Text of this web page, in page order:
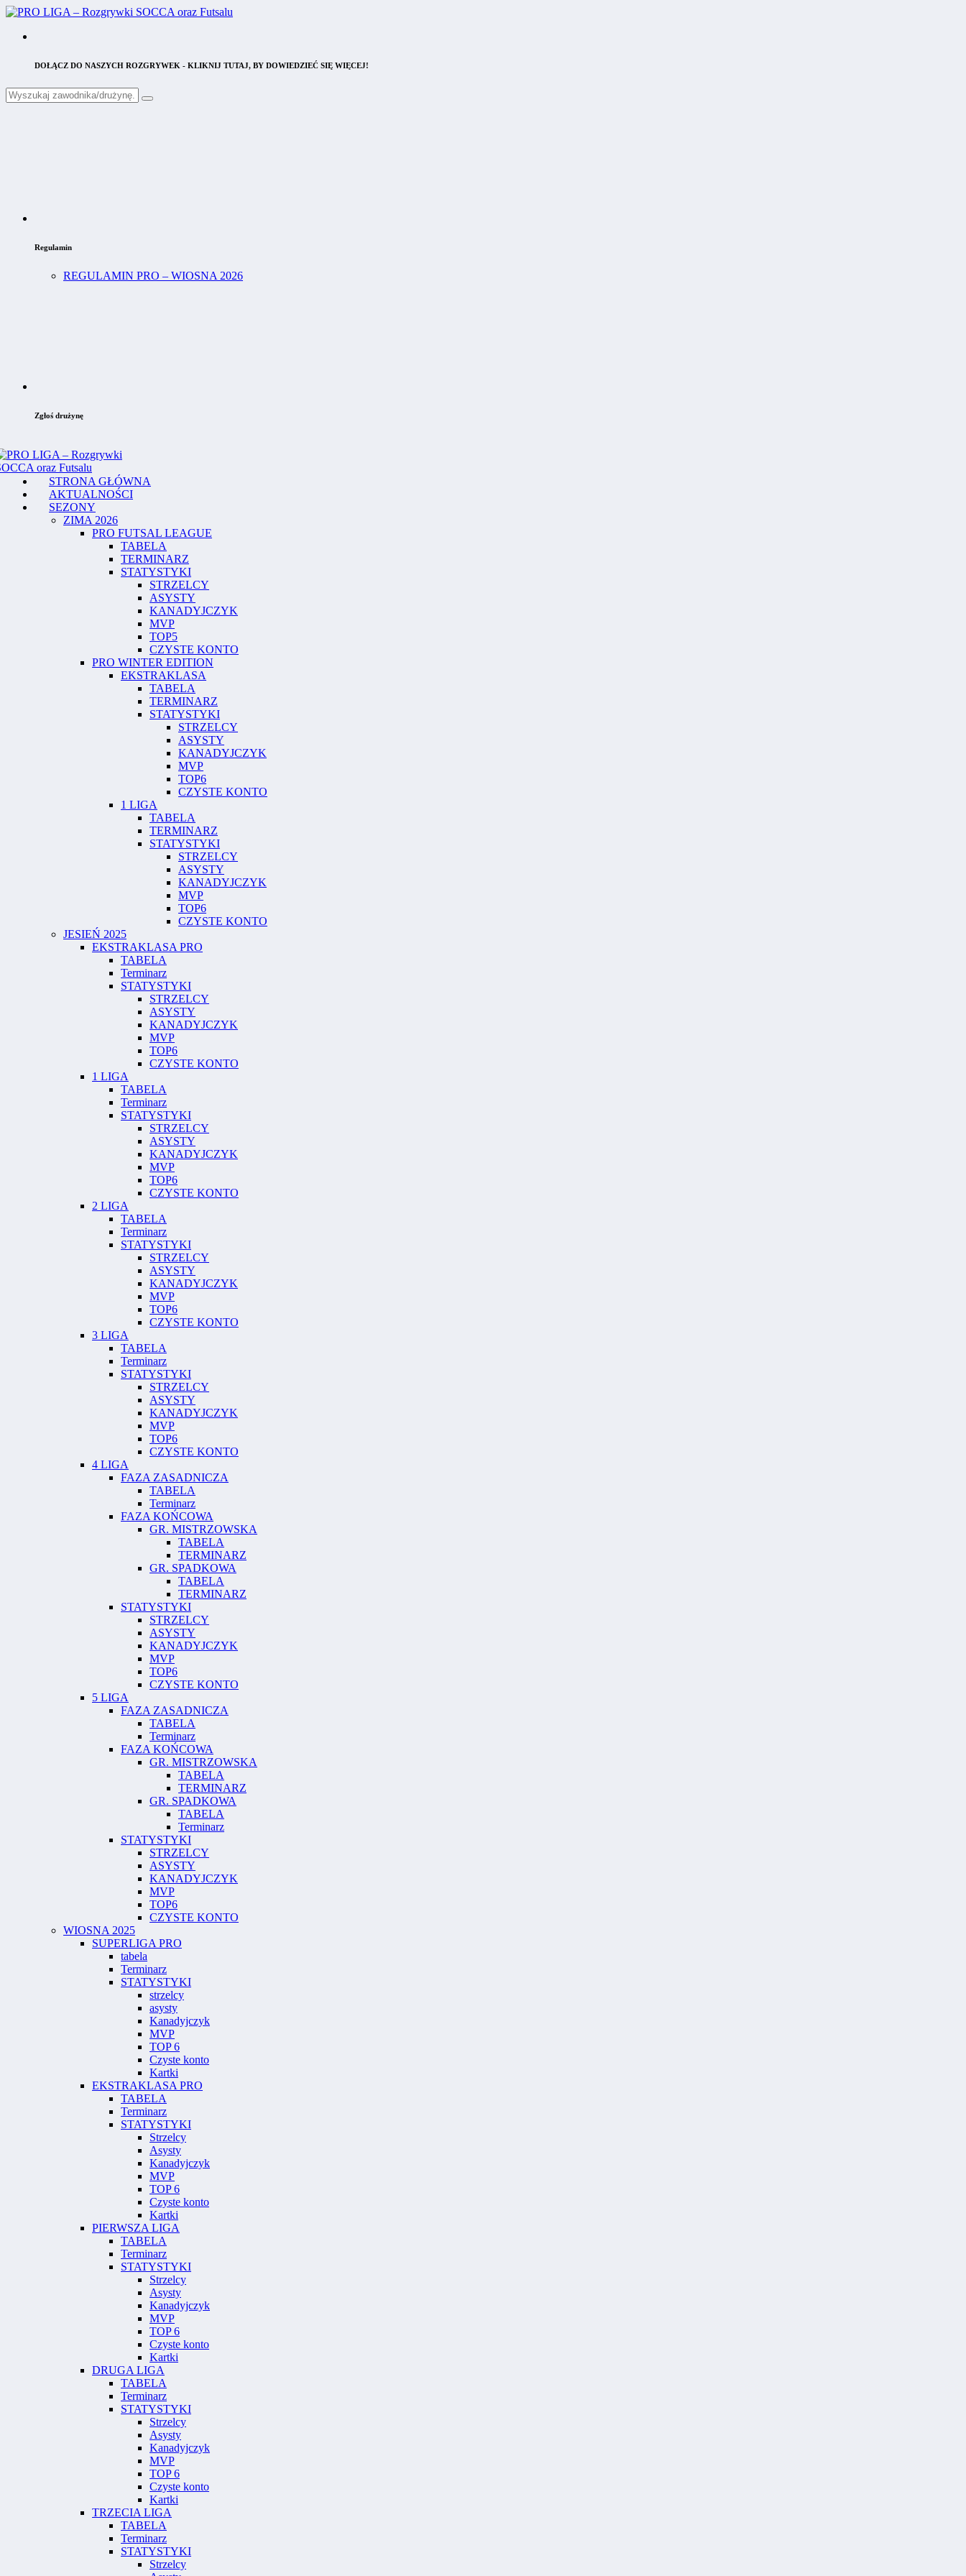
DOŁĄCZ DO NASZYCH ROZGRYWEK - KLIKNIJ TUTAJ, BY DOWIEDZIEĆ SIĘ WIĘCEJ!
Regulamin
REGULAMIN PRO – WIOSNA 2026
Zgłoś drużynę
STRONA GŁÓWNA
AKTUALNOŚCI
SEZONY
ZIMA 2026
PRO FUTSAL LEAGUE
TABELA
TERMINARZ
STATYSTYKI
STRZELCY
ASYSTY
KANADYJCZYK
MVP
TOP5
CZYSTE KONTO
PRO WINTER EDITION
EKSTRAKLASA
TABELA
TERMINARZ
STATYSTYKI
STRZELCY
ASYSTY
KANADYJCZYK
MVP
TOP6
CZYSTE KONTO
1 LIGA
TABELA
TERMINARZ
STATYSTYKI
STRZELCY
ASYSTY
KANADYJCZYK
MVP
TOP6
CZYSTE KONTO
JESIEŃ 2025
EKSTRAKLASA PRO
TABELA
Terminarz
STATYSTYKI
STRZELCY
ASYSTY
KANADYJCZYK
MVP
TOP6
CZYSTE KONTO
1 LIGA
TABELA
Terminarz
STATYSTYKI
STRZELCY
ASYSTY
KANADYJCZYK
MVP
TOP6
CZYSTE KONTO
2 LIGA
TABELA
Terminarz
STATYSTYKI
STRZELCY
ASYSTY
KANADYJCZYK
MVP
TOP6
CZYSTE KONTO
3 LIGA
TABELA
Terminarz
STATYSTYKI
STRZELCY
ASYSTY
KANADYJCZYK
MVP
TOP6
CZYSTE KONTO
4 LIGA
FAZA ZASADNICZA
TABELA
Terminarz
FAZA KOŃCOWA
GR. MISTRZOWSKA
TABELA
TERMINARZ
GR. SPADKOWA
TABELA
TERMINARZ
STATYSTYKI
STRZELCY
ASYSTY
KANADYJCZYK
MVP
TOP6
CZYSTE KONTO
5 LIGA
FAZA ZASADNICZA
TABELA
Terminarz
FAZA KOŃCOWA
GR. MISTRZOWSKA
TABELA
TERMINARZ
GR. SPADKOWA
TABELA
Terminarz
STATYSTYKI
STRZELCY
ASYSTY
KANADYJCZYK
MVP
TOP6
CZYSTE KONTO
WIOSNA 2025
SUPERLIGA PRO
tabela
Terminarz
STATYSTYKI
strzelcy
asysty
Kanadyjczyk
MVP
TOP 6
Czyste konto
Kartki
EKSTRAKLASA PRO
TABELA
Terminarz
STATYSTYKI
Strzelcy
Asysty
Kanadyjczyk
MVP
TOP 6
Czyste konto
Kartki
PIERWSZA LIGA
TABELA
Terminarz
STATYSTYKI
Strzelcy
Asysty
Kanadyjczyk
MVP
TOP 6
Czyste konto
Kartki
DRUGA LIGA
TABELA
Terminarz
STATYSTYKI
Strzelcy
Asysty
Kanadyjczyk
MVP
TOP 6
Czyste konto
Kartki
TRZECIA LIGA
TABELA
Terminarz
STATYSTYKI
Strzelcy